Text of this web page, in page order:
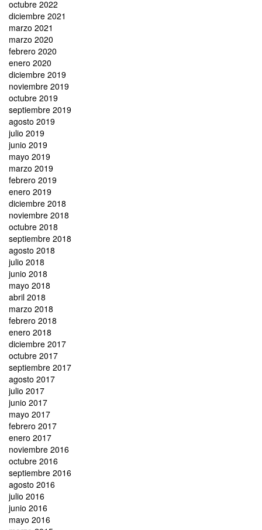
octubre 2022
diciembre 2021
marzo 2021
marzo 2020
febrero 2020
enero 2020
diciembre 2019
noviembre 2019
octubre 2019
septiembre 2019
agosto 2019
julio 2019
junio 2019
mayo 2019
marzo 2019
febrero 2019
enero 2019
diciembre 2018
noviembre 2018
octubre 2018
septiembre 2018
agosto 2018
julio 2018
junio 2018
mayo 2018
abril 2018
marzo 2018
febrero 2018
enero 2018
diciembre 2017
octubre 2017
septiembre 2017
agosto 2017
julio 2017
junio 2017
mayo 2017
febrero 2017
enero 2017
noviembre 2016
octubre 2016
septiembre 2016
agosto 2016
julio 2016
junio 2016
mayo 2016